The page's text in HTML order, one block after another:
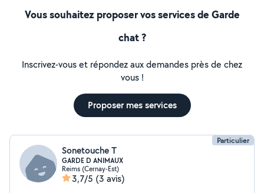
Vous souhaitez proposer vos services de Garde
chat ?
Inscrivez-vous et répondez aux demandes près de chez
vous !
Proposer mes services
Particulier
Sonetouche T
GARDE D ANIMAUX
Reims (Cernay-Est)
3,7/5 (3 avis)